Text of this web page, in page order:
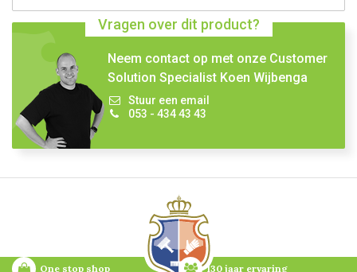
Vragen over dit product?
Neem contact op met onze Customer
Solution Specialist Koen Wijbenga
Stuur een email
053 - 434 43 43
One stop shop 130 jaar ervaring